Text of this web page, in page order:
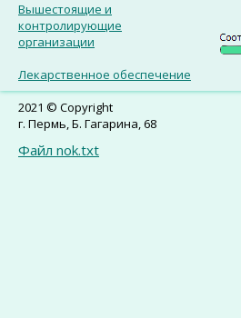
Вышестоящие и
контролирующие
организации
Лекарственное обеспечение
2021 © Copyright
г. Пермь, Б. Гагарина, 68
Файл nok.txt